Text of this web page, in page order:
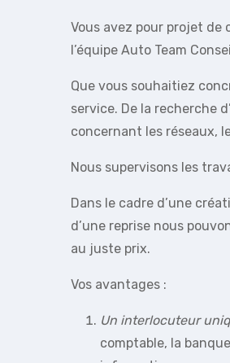
Vous avez pour projet
l’équipe Auto Team
Que vous souhaitiez
service. De la recherche
concernant les réseaux,
Nous supervisons les
Dans le cadre d’une
d’une reprise nous
au juste prix.
Vos avantages :
Un interlocuteur
comptable, la